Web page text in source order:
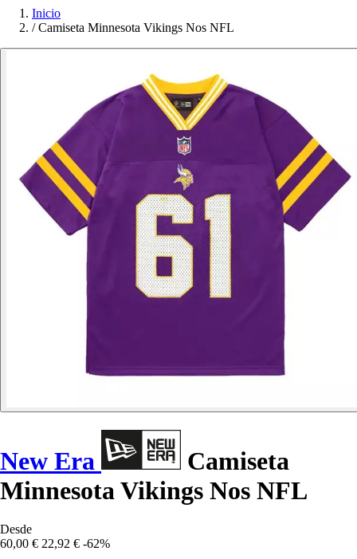
Inicio
/ Camiseta Minnesota Vikings Nos NFL
New Era
Camiseta
Minnesota Vikings Nos NFL
Desde
60,00 € 22,92 € -62%